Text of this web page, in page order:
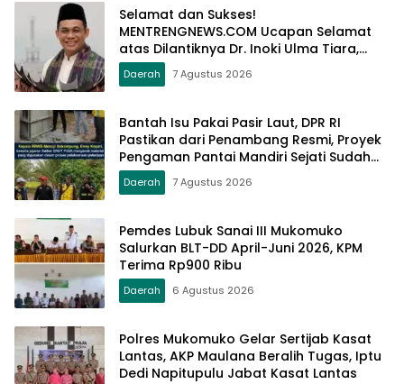
Selamat dan Sukses!
MENTRENGNEWS.COM Ucapan Selamat
atas Dilantiknya Dr. Inoki Ulma Tiara,
S.Sos., M.Pd., sebagai Dirut PDAM Tirta
Alami Batusangkar
Daerah 7 Agustus 2026
Bantah Isu Pakai Pasir Laut, DPR RI
Pastikan dari Penambang Resmi, Proyek
Pengaman Pantai Mandiri Sejati Sudah
Sesuai Spesifikasi
Daerah 7 Agustus 2026
Pemdes Lubuk Sanai III Mukomuko
Salurkan BLT-DD April-Juni 2026, KPM
Terima Rp900 Ribu
Daerah 6 Agustus 2026
Polres Mukomuko Gelar Sertijab Kasat
Lantas, AKP Maulana Beralih Tugas, Iptu
Dedi Napitupulu Jabat Kasat Lantas